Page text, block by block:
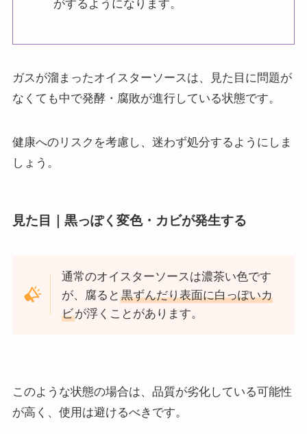
がするようになります。
ガスが溜まったオイスターソースは、見た目に問題が
なくても中で発酵・腐敗が進行している状態です。
健康へのリスクを考慮し、迷わず処分するようにしま
しょう。
見た目｜黒っぽく変色・カビが発生する
通常のオイスターソースは濃茶い色です
が、腐ると黒ずんだり表面に白っぽいカ
ビが浮くことがあります。
このような状態の場合は、品質が劣化している可能性
が高く、使用は避けるべきです。